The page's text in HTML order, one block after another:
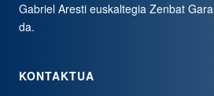
Gabriel Aresti euskaltegiaZenbat Gara
da.
KONTAKTUA